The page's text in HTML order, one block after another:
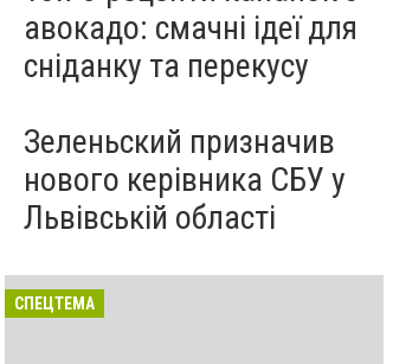
авокадо: смачні ідеї для
сніданку та перекусу
Зеленьский призначив
нового керівника СБУ у
Львівській області
СПЕЦТЕМА